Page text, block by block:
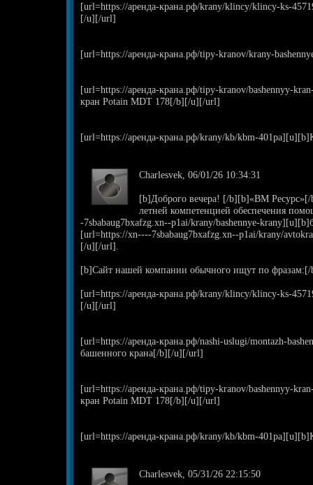
[url=https://аренда-крана.рф/krany/klincy/klincy-ks-
[/u][/url]
[url=https://аренда-крана.рф/tipy-kranov/krany-
[url=https://аренда-крана.рф/tipy-kranov/bashennyy-
кран Potain MDT 178[/b][/u][/url]
[url=https://аренда-крана.рф/krany/kb/kbm-
Charlesvek, 06/01/26 10:34:31
[b]Доброго вечера! [/b][b]«ВМ Ресурс»[/
летней компетенцией обеспечения
-7sbabaug7bxafzg.xn--p1ai/krany/bashennye-
[url=https://xn----7sbabaug7bxafzg.xn--p1ai/krany/
[/u][/url].
[b]Сайт нашей компании обычного ищут по
[url=https://аренда-крана.рф/krany/klincy/klincy-ks-
[/u][/url]
[url=https://аренда-крана.рф/nashi-uslugi/montazh-
башенного крана[/b][/u][/url]
[url=https://аренда-крана.рф/tipy-kranov/bashennyy-
кран Potain MDT 178[/b][/u][/url]
[url=https://аренда-крана.рф/krany/kb/kbm-
Charlesvek, 05/31/26 22:15:50